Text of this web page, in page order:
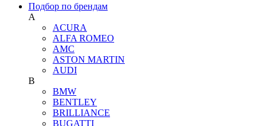
Подбор по брендам
A
ACURA
ALFA ROMEO
AMC
ASTON MARTIN
AUDI
B
BMW
BENTLEY
BRILLIANCE
BUGATTI